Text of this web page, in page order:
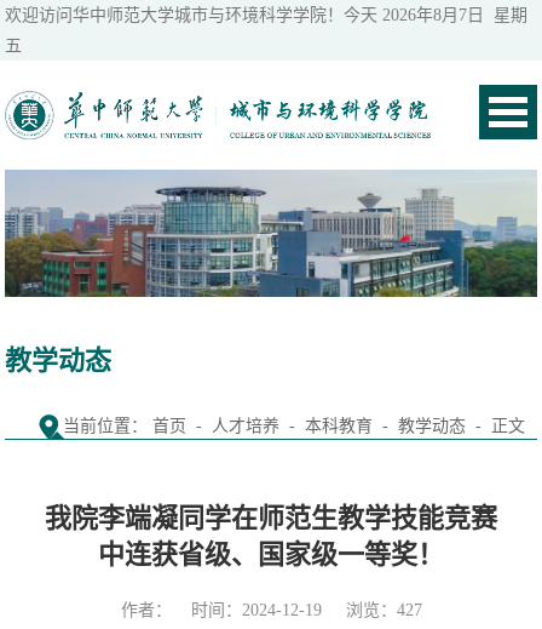
欢迎访问华中师范大学城市与环境科学学院！今天 2026年8月7日 星期
五
教学动态
当前位置： 首页 - 人才培养 - 本科教育- 教学动态- 正文
我院李端凝同学在师范生教学技能竞赛
中连获省级、国家级一等奖！
作者： 时间：2024-12-19 浏览： 427